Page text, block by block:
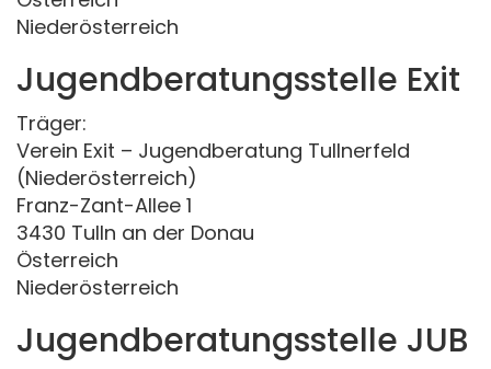
Niederösterreich
Jugendberatungsstelle Exit
Träger:
Verein Exit – Jugendberatung Tullnerfeld
(Niederösterreich)
Franz-Zant-Allee 1
3430 Tulln an der Donau
Österreich
Niederösterreich
Jugendberatungsstelle JUB